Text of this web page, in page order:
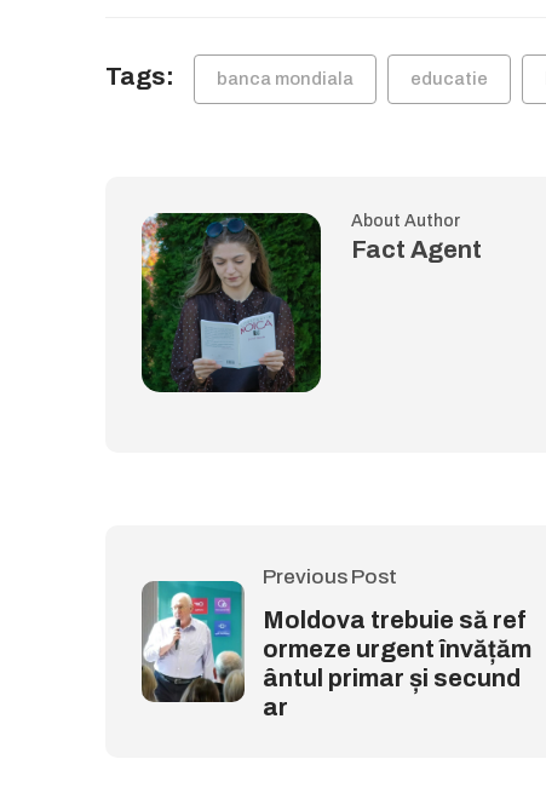
Tags: banca mondiala educatie
About Author
Fact Agent
Previous Post
Moldova trebuie să ref
ormeze urgent învățăm
ântul primar și secund
ar